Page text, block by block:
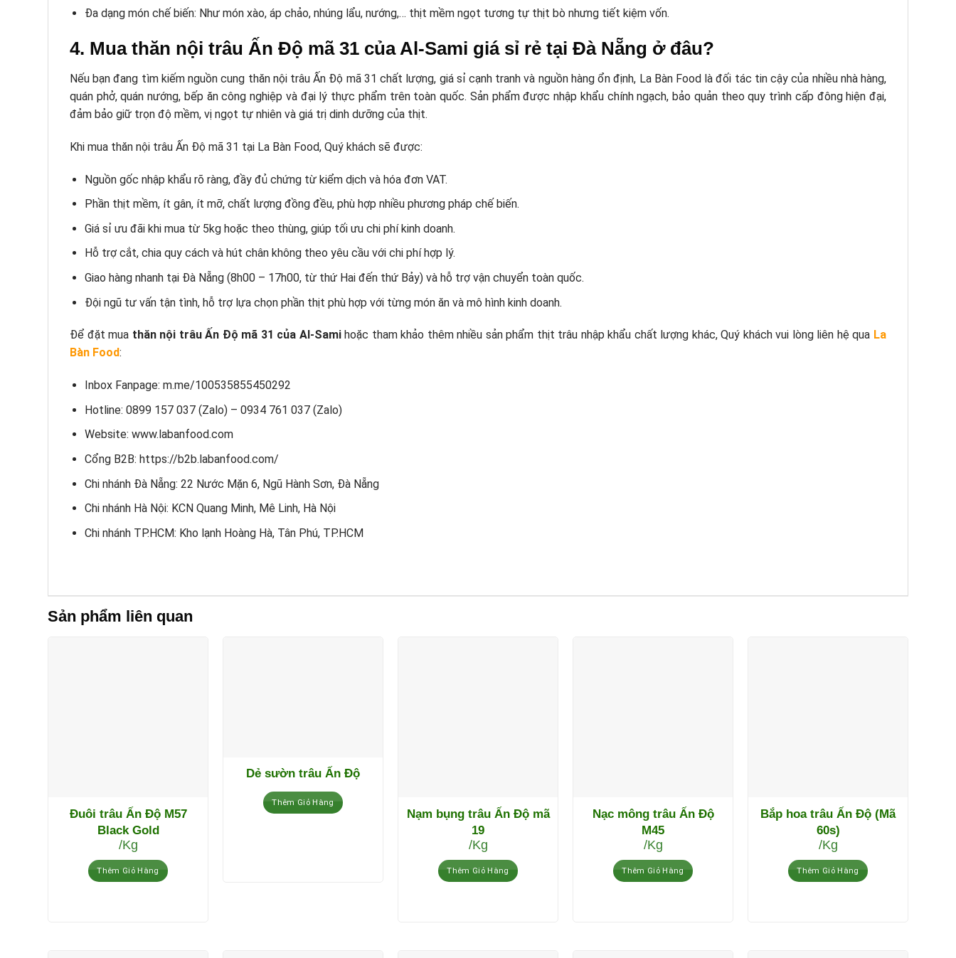
Đa dạng món chế biến: Như món xào, áp chảo, nhúng lẩu, nướng,… thịt mềm ngọt tương tự thịt bò nhưng tiết kiệm vốn.
4. Mua thăn nội trâu Ấn Độ mã 31 của Al-Sami giá sỉ rẻ tại Đà Nẵng ở đâu?
Nếu bạn đang tìm kiếm nguồn cung thăn nội trâu Ấn Độ mã 31 chất lượng, giá sỉ cạnh tranh và nguồn hàng ổn định, La Bàn Food là đối tác tin cậy của nhiều nhà hàng,
quán phở, quán nướng, bếp ăn công nghiệp và đại lý thực phẩm trên toàn quốc. Sản phẩm được nhập khẩu chính ngạch, bảo quản theo quy trình cấp đông hiện đại,
đảm bảo giữ trọn độ mềm, vị ngọt tự nhiên và giá trị dinh dưỡng của thịt.
Khi mua thăn nội trâu Ấn Độ mã 31 tại La Bàn Food, Quý khách sẽ được:
Nguồn gốc nhập khẩu rõ ràng, đầy đủ chứng từ kiểm dịch và hóa đơn VAT.
Phần thịt mềm, ít gân, ít mỡ, chất lượng đồng đều, phù hợp nhiều phương pháp chế biến.
Giá sỉ ưu đãi khi mua từ 5kg hoặc theo thùng, giúp tối ưu chi phí kinh doanh.
Hỗ trợ cắt, chia quy cách và hút chân không theo yêu cầu với chi phí hợp lý.
Giao hàng nhanh tại Đà Nẵng (8h00 – 17h00, từ thứ Hai đến thứ Bảy) và hỗ trợ vận chuyển toàn quốc.
Đội ngũ tư vấn tận tình, hỗ trợ lựa chọn phần thịt phù hợp với từng món ăn và mô hình kinh doanh.
Để đặt mua thăn nội trâu Ấn Độ mã 31 của Al-Samihoặc tham khảo thêm nhiều sản phẩm thịt trâu nhập khẩu chất lượng khác, Quý khách vui lòng liên hệ qua La
Bàn Food:
Inbox Fanpage: m.me/100535855450292
Hotline: 0899 157 037 (Zalo) – 0934 761 037 (Zalo)
Website: www.labanfood.com
Cổng B2B: https://b2b.labanfood.com/
Chi nhánh Đà Nẵng: 22 Nước Mặn 6, Ngũ Hành Sơn, Đà Nẵng
Chi nhánh Hà Nội: KCN Quang Minh, Mê Linh, Hà Nội
Chi nhánh TP.HCM: Kho lạnh Hoàng Hà, Tân Phú, TP.HCM
Sản phẩm liên quan
Đuôi trâu Ấn Độ M57
Black Gold
/Kg
Thêm Giỏ Hàng
Dẻ sườn trâu Ấn Độ
Thêm Giỏ Hàng
Nạm bụng trâu Ấn Độ mã
19
/Kg
Thêm Giỏ Hàng
Nạc mông trâu Ấn Độ
M45
/Kg
Thêm Giỏ Hàng
Bắp hoa trâu Ấn Độ (Mã
60s)
/Kg
Thêm Giỏ Hàng